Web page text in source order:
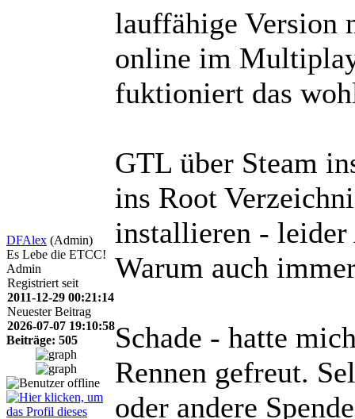
DFAlex (Admin)
Es Lebe die ETCC!
Admin
Registriert seit
2011-12-29 00:21:14
Neuester Beitrag
2026-07-07 19:10:58
Beiträge: 505
lauffähige Version
online im
fuktioniert das
GTL über Steam
ins Root
installieren - leider
Warum auch
Schade - hatte
Rennen gefreut.
oder andere